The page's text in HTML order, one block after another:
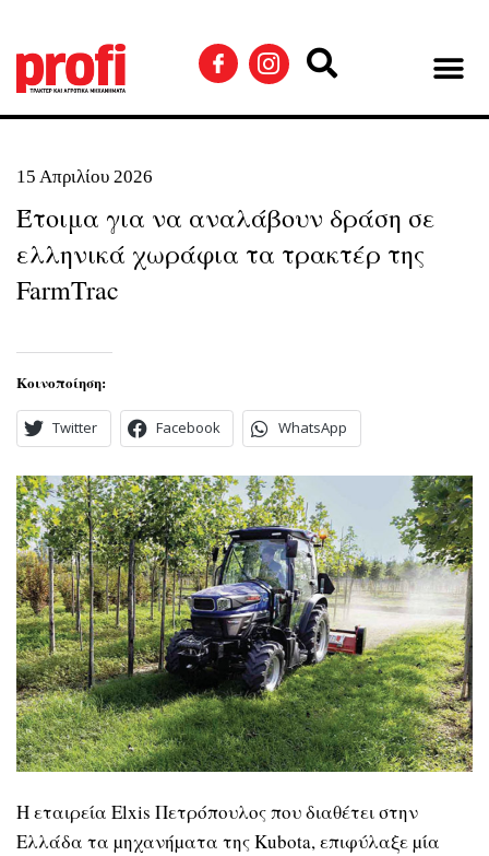
15 Απριλίου 2026
Έτοιμα για να αναλάβουν δράση σε
ελληνικά χωράφια τα τρακτέρ της
FarmTrac
Κοινοποίηση:
Twitter Facebook WhatsApp
Η εταιρεία Elxis Πετρόπουλος που διαθέτει στην
Ελλάδα τα µηχανήµατα της Kubota, επιφύλαξε µία